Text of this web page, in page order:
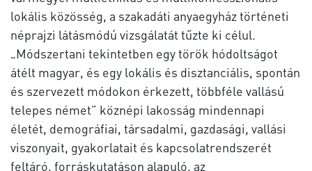
lokális közösség, a szakadáti anyaegyház történeti
néprajzi látásmódú vizsgálatát tűzte ki célul.
„Módszertani tekintetben egy török hódoltságot
átélt magyar, és egy lokális és disztanciális, spontán
és szervezett módokon érkezett, többféle vallású
telepes német” köznépi lakosság mindennapi
életét, demográfiai, társadalmi, gazdasági, vallási
viszonyait, gyakorlatait és kapcsolatrendszerét
feltáró, forráskutatáson alapuló, az